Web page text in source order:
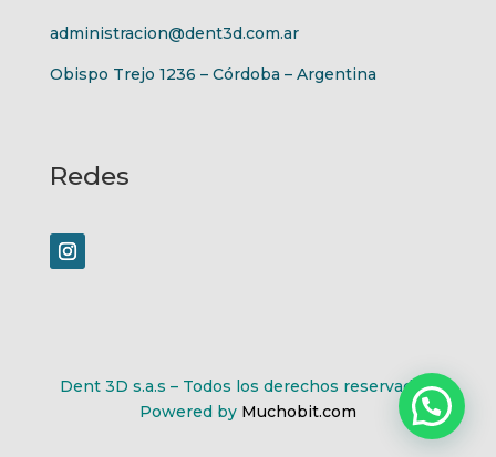
administracion@dent3d.com.ar
Obispo Trejo 1236 – Córdoba – Argentina
Redes
Dent 3D s.a.s – Todos los derechos reservados.
Powered by Muchobit.com